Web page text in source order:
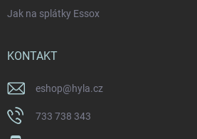
Jak na splátky Essox
KONTAKT
eshop@hyla.cz
733 738 343